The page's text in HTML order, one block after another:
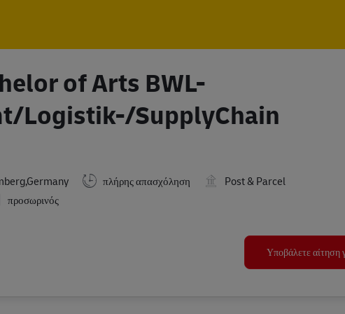
of Arts BWL-
Logistik-/SupplyChain
πλήρης απασχόληση
Post & Parcel
προσωρινός
Υποβάλετε αίτηση